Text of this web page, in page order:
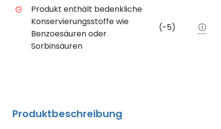
Negative Merkmale des Produkts mit Punkteabzug
Produkt enthält bedenkliche
Konservierungsstoffe wie
Benzoesäuren oder
Sorbinsäuren
(-5) ⓘ
Produktbeschreibung